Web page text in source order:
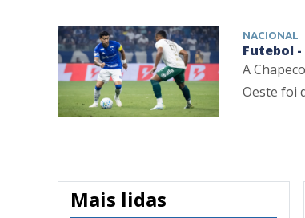
NACIONAL
Futebol -
A
Oeste foi
Mais lidas